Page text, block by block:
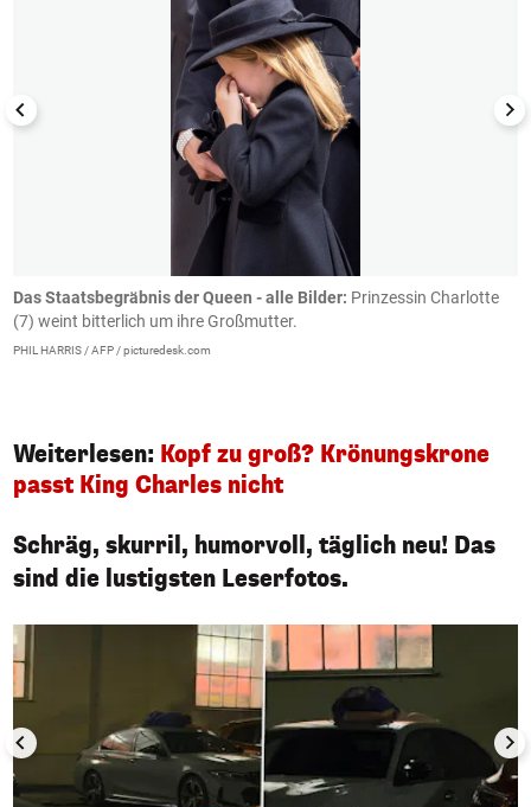
Das Staatsbegräbnis der Queen - alle Bilder: Prinzessin Charlotte
(7) weint bitterlich um ihre Großmutter.
PHIL HARRIS / AFP / picturedesk.com
Weiterlesen: Kopf zu groß? Krönungskrone
passt King Charles nicht
Schräg, skurril, humorvoll, täglich neu! Das
sind die lustigsten Leserfotos.
1/50